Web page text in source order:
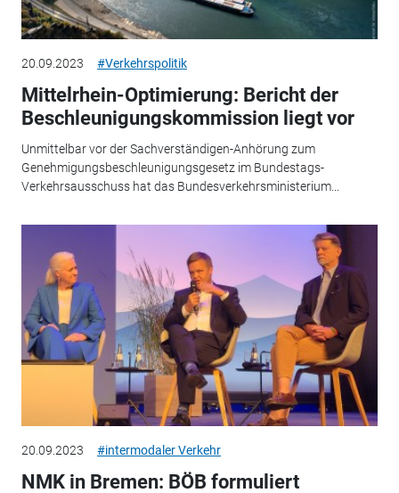
20.09.2023 #Verkehrspolitik
Mittelrhein-Optimierung: Bericht der
Beschleunigungskommission liegt vor
Unmittelbar vor der Sachverständigen-Anhörung zum
Genehmigungsbeschleunigungsgesetz im Bundestags-
Verkehrsausschuss hat das Bundesverkehrsministerium...
20.09.2023 #intermodaler Verkehr
NMK in Bremen: BÖB formuliert